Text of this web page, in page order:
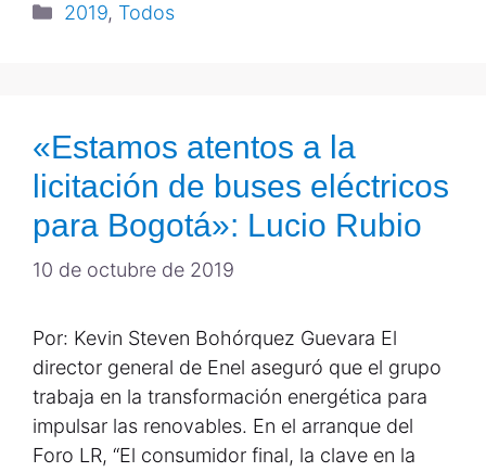
2019, Todos
«Estamos atentos a la
licitación de buses eléctricos
para Bogotá»: Lucio Rubio
10 de octubre de 2019
Por: Kevin Steven Bohórquez Guevara El
director general de Enel aseguró que el grupo
trabaja en la transformación energética para
impulsar las renovables. En el arranque del
Foro LR, “El consumidor final, la clave en la